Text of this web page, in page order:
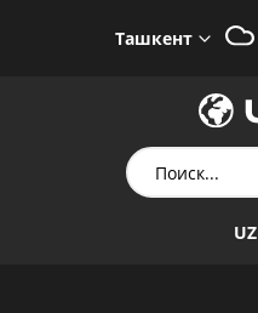
Ташкент
UZ